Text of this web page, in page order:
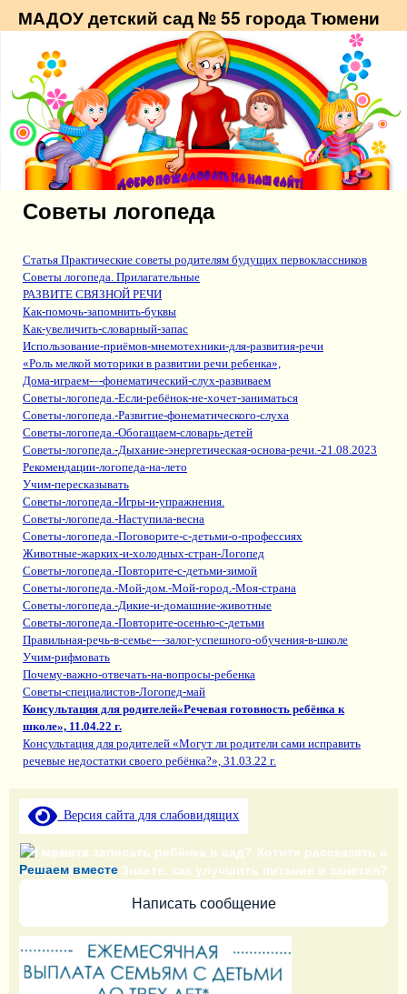
МАДОУ детский сад № 55 города Тюмени
Советы логопеда
Статья Практические советы родителям будущих первоклассников
Советы логопеда. Прилагательные
РАЗВИТЕ СВЯЗНОЙ РЕЧИ
Как-помочь-запомнить-буквы
Как-увеличить-словарный-запас
Использование-приёмов-мнемотехники-для-развития-речи
«Роль мелкой моторики в развитии речи ребенка»,
Дома-играем-–-фонематический-слух-развиваем
Советы-логопеда.-Если-ребёнок-не-хочет-заниматься
Советы-логопеда.-Развитие-фонематического-слуха
Советы-логопеда.-Обогащаем-словарь-детей
Советы-логопеда.-Дыхание-энергетическая-основа-речи.-21.08.2023
Рекомендации-логопеда-на-лето
Учим-пересказывать
Советы-логопеда.-Игры-и-упражнения.
Советы-логопеда.-Наступила-весна
Советы-логопеда.-Поговорите-с-детьми-о-профессиях
Животные-жарких-и-холодных-стран-Логопед
Советы-логопеда.-Повторите-с-детьми-зимой
Советы-логопеда.-Мой-дом.-Мой-город.-Моя-страна
Советы-логопеда.-Дикие-и-домашние-животные
Советы-логопеда.-Повторите-осенью-с-детьми
Правильная-речь-в-семье-–-залог-успешного-обучения-в-школе
Учим-рифмовать
Почему-важно-отвечать-на-вопросы-ребенка
Советы-специалистов-Логопед-май
Консультация для родителей«Речевая готовность ребёнка к
школе», 11.04.22 г.
Консультация для родителей «Могут ли родители сами исправить
речевые недостатки своего ребёнка?», 31.03.22 г.
Версия сайта для слабовидящих
Решаем вместе
Не можете записать ребёнка в сад? Хотите рассказать о
воспитателях? Знаете, как улучшить питание и занятия?
Написать сообщение